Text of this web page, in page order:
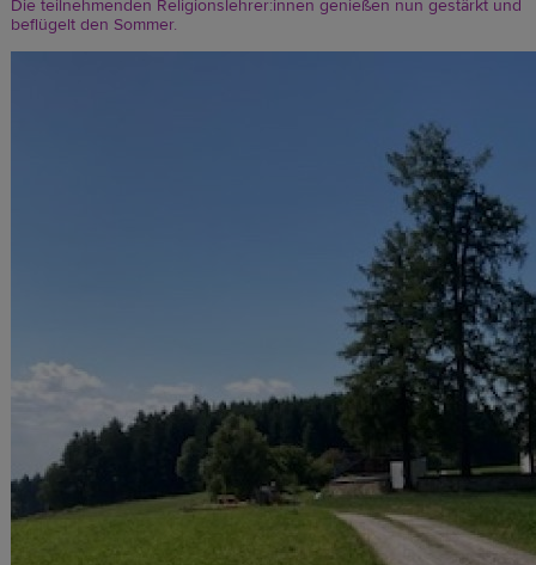
Die teilnehmenden Religionslehrer:innen genießen nun gestärkt und
beflügelt den Sommer.